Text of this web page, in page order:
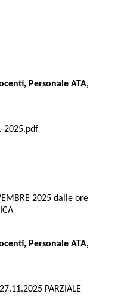
Personale ATA,
2025.pdf
2025 dalle ore
Personale ATA,
PARZIALE